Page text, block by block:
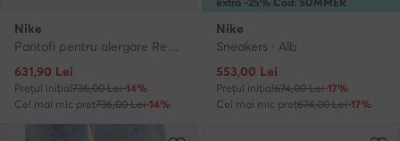
Nike
Pantofi pentru alergare Reactx Wildhorse 10 FV2337 Roz
Prețul actual
631,90 Lei
Prețul inițial736,00 Lei-14%
Cel mai mic preț736,00 Lei-14%
Nike
Sneakers · Alb
Prețul actual
553,00 Lei
Prețul inițial674,00 Lei-17%
Cel mai mic preț674,00 Lei-17%